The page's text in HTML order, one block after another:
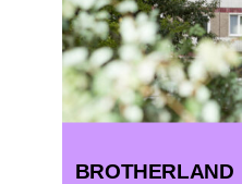
BROTHERLAND